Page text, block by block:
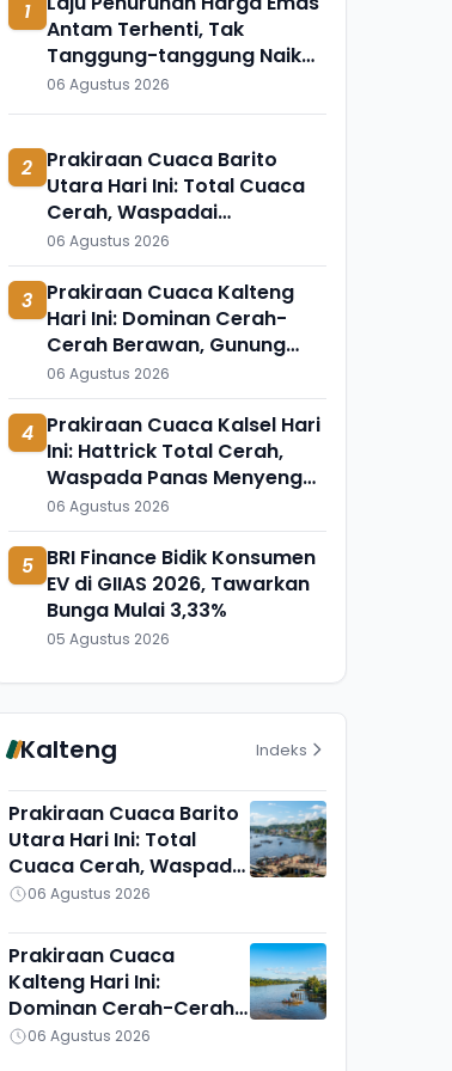
Meninggal Mendadak, Ada
31 Juli 2026
1
Antam Terhenti, Tak
Tanggung-tanggung Naik
Rp50 Ribu Per Gram
06 Agustus 2026
2 Prakiraan Cuaca Barito
Utara Hari Ini: Total Cuaca
Cerah, Waspadai
Munculnya Titik Api
06 Agustus 2026
3 Prakiraan Cuaca Kalteng
Hari Ini: Dominan Cerah-
Cerah Berawan, Gunung
Mas Lain Sendiri
06 Agustus 2026
4 Prakiraan Cuaca Kalsel Hari
Ini: Hattrick Total Cerah,
Waspada Panas Menyengat
di Banjarmasin Banjarbaru
06 Agustus 2026
5 BRI Finance Bidik Konsumen
EV di GIIAS 2026, Tawarkan
Bunga Mulai 3,33%
05 Agustus 2026
Kalteng Indeks
Prakiraan Cuaca Barito
Utara Hari Ini: Total
Cuaca Cerah, Waspadai
Munculnya Titik Api
06 Agustus 2026
Prakiraan Cuaca
Kalteng Hari Ini:
Dominan Cerah-Cerah
Berawan, Gunung Mas
06 Agustus 2026